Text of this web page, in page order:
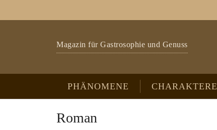
Magazin für Gastrosophie und Genuss
PHÄNOMENE CHARAKTERE
Roman